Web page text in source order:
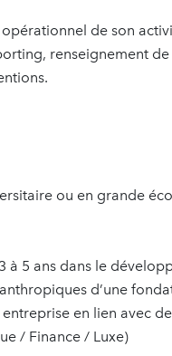
de son
renseignement de
ou en grande
à 5 ans dans le
d’une
en lien avec
/ Finance / Luxe)